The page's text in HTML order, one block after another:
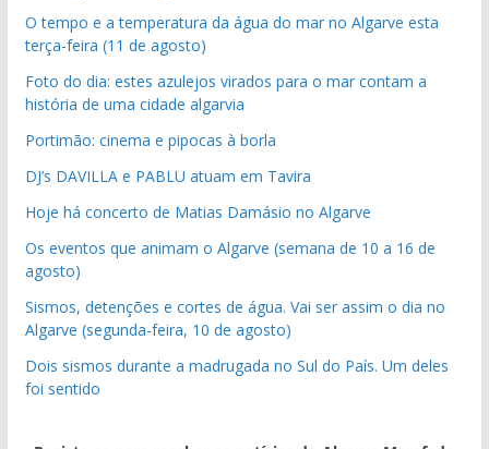
O tempo e a temperatura da água do mar no Algarve esta
terça-feira (11 de agosto)
Foto do dia: estes azulejos virados para o mar contam a
história de uma cidade algarvia
Portimão: cinema e pipocas à borla
DJ’s DAVILLA e PABLU atuam em Tavira
Hoje há concerto de Matias Damásio no Algarve
Os eventos que animam o Algarve (semana de 10 a 16 de
agosto)
Sismos, detenções e cortes de água. Vai ser assim o dia no
Algarve (segunda-feira, 10 de agosto)
Dois sismos durante a madrugada no Sul do País. Um deles
foi sentido